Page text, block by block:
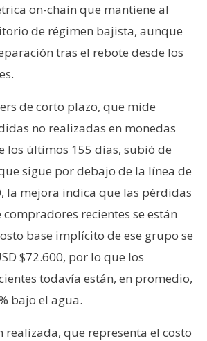
on-chain que mantiene al
de régimen bajista, aunque
tras el rebote desde los
de corto plazo, que mide
no realizadas en monedas
los últimos 155 días, subió de
sigue por debajo de la línea de
la mejora indica que las pérdidas
recientes se están
base implícito de ese grupo se
$72.600, por lo que los
todavía están, en promedio,
bajo el agua.
realizada, que representa el costo